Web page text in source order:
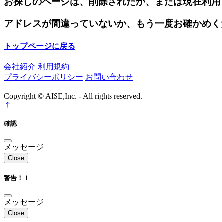
アドレスが間違っていないか、もう一度お確かめ
トップページに戻る
会社紹介 利用規約
プライバシーポリシー お問い合わせ
Copyright © AISE,Inc. - All rights reserved.
確認
メッセージ
Close
警告！！
メッセージ
Close